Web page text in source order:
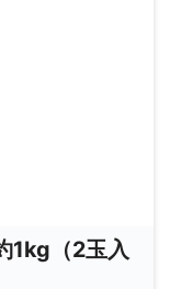
1kg（2玉入